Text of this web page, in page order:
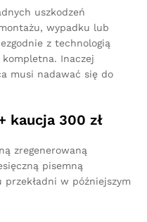
uszkodzeń
wypadku lub
z technologią
Inaczej
musi nadawać się do
kaucja 300 zł
zregenerowaną
pisemną
w późniejszym